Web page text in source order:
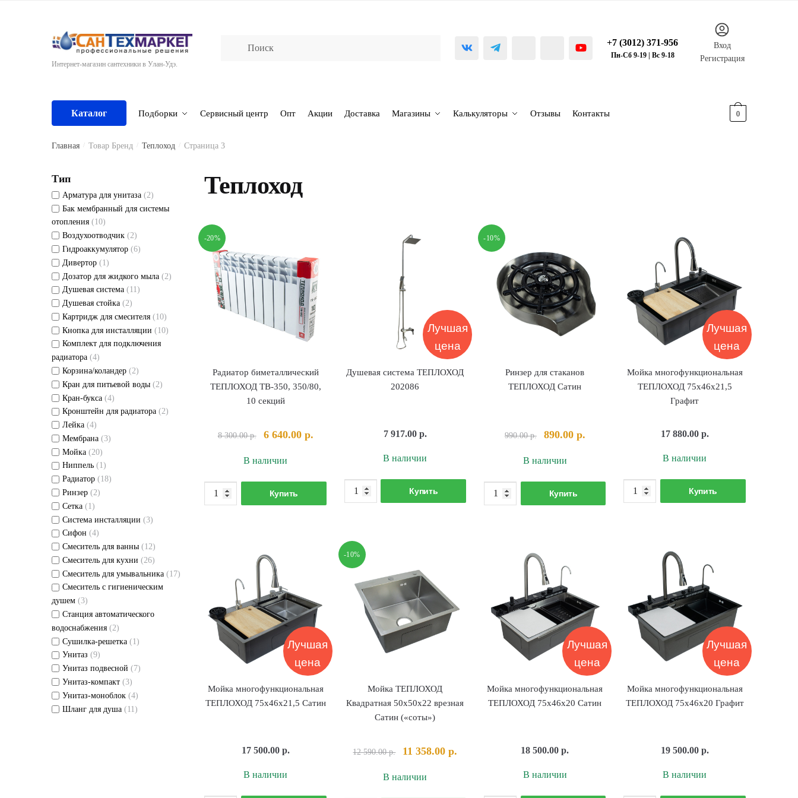
Интернет-магазин сантехники в Улан-Удэ.
+7 (3012) 371-956
Пн-Сб 9-19 | Вс 9-18
Вход
Регистрация
Каталог Подборки Сервисный центр Опт Акции Доставка Магазины Калькуляторы Отзывы Контакты 0
Главная Товар Бренд Теплоход Страница 3
Теплоход
-20%
Радиатор биметаллический
ТЕПЛОХОД TB-350, 350/80,
10 секций
8 300.00р.
Первоначальная
составляла
300.00 р..
6 640.00 р.
640.00 р..
В наличии
Количество
товара
TB-
350,
350/80,
10
секций
Купить
Лучшая
цена
Душевая система ТЕПЛОХОД
202086
7 917.00 р.
В наличии
Количество
товара
Купить
-10%
Ринзер для стаканов
ТЕПЛОХОД Сатин
990.00р.
Первоначальная
составляла
890.00 р.
В наличии
Количество
товара
ТЕПЛОХОД
Сатин
Купить
Лучшая
цена
Мойка многофункциональная
ТЕПЛОХОД 75х46х21,5
Графит
17 880.00 р.
В наличии
Количество
товара
75х46х21,5
Графит
Купить
Лучшая
цена
Мойка многофункциональная
ТЕПЛОХОД 75х46х21,5 Сатин
17 500.00 р.
В наличии
-10%
Мойка ТЕПЛОХОД
Квадратная 50х50х22 врезная
Сатин («соты»)
12 590.00р.
Первоначальная
составляла
11 358.00р.
358.00 р..
В наличии
Лучшая
цена
Мойка многофункциональная
ТЕПЛОХОД 75х46х20 Сатин
18 500.00р.
В наличии
Лучшая
цена
Мойка многофункциональная
ТЕПЛОХОД 75х46х20 Графит
19 500.00 р.
В наличии
Тип
Арматура для унитаза (2)
Бак мембранный для системы
отопления (10)
Воздухоотводчик (2)
Гидроаккумулятор (6)
Дивертор (1)
Дозатор для жидкого мыла (2)
Душевая система (11)
Душевая стойка (2)
Картридж для смесителя (10)
Кнопка для инсталляции (10)
Комплект для подключения
радиатора (4)
Корзина/коландер (2)
Кран для питьевой воды (2)
Кран-букса (4)
Кронштейн для радиатора (2)
Лейка (4)
Мембрана (3)
Мойка (20)
Ниппель (1)
Радиатор (18)
Ринзер (2)
Сетка (1)
Система инсталляции (3)
Сифон (4)
Смеситель для ванны (12)
Смеситель для кухни (26)
Смеситель для умывальника (17)
Смеситель с гигиеническим
душем (3)
Станция автоматического
водоснабжения (2)
Сушилка-решетка (1)
Унитаз (9)
Унитаз подвесной (7)
Унитаз-компакт (3)
Унитаз-моноблок (4)
Шланг для душа (11)